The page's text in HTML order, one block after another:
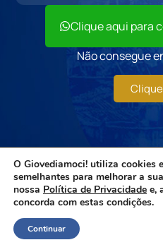
Clique aqui para
Não consegue
O Giovediamoci! utiliza cookies
semelhantes para melhorar a
nossa Política de Privacidade e,
concorda com estas condições.
Continuar